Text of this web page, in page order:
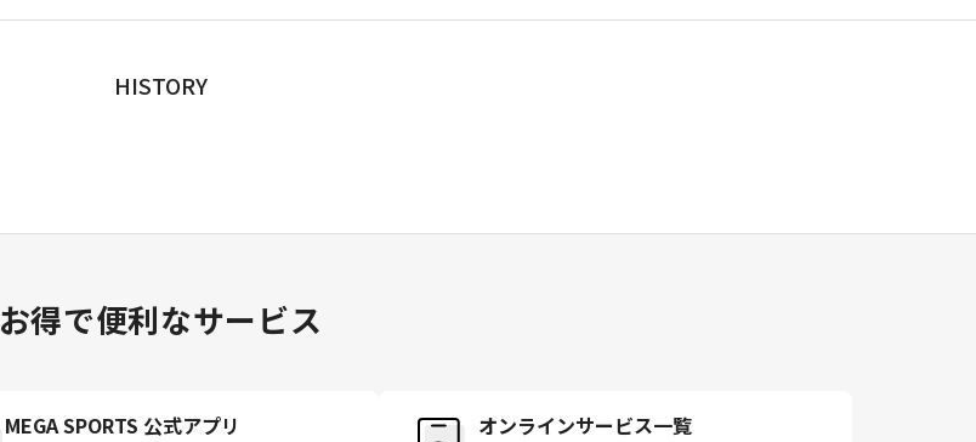
HISTORY
お得で便利なサービス
MEGA SPORTS 公式アプリ オンラインサービス一覧